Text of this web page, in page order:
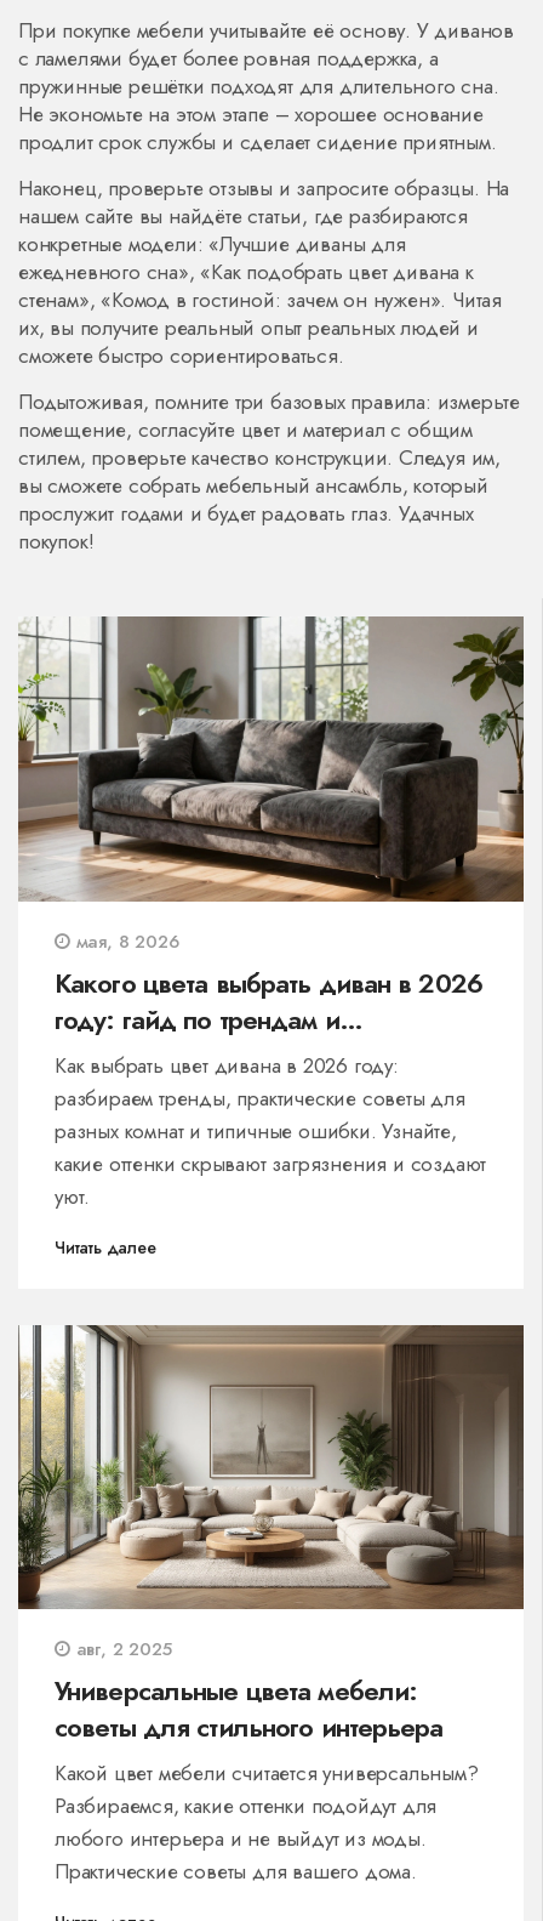
При покупке мебели учитывайте её основу. У диванов
с ламелями будет более ровная поддержка, а
пружинные решётки подходят для длительного сна.
Не экономьте на этом этапе – хорошее основание
продлит срок службы и сделает сидение приятным.
Наконец, проверьте отзывы и запросите образцы. На
нашем сайте вы найдёте статьи, где разбираются
конкретные модели: «Лучшие диваны для
ежедневного сна», «Как подобрать цвет дивана к
стенам», «Комод в гостиной: зачем он нужен». Читая
их, вы получите реальный опыт реальных людей и
сможете быстро сориентироваться.
Подытоживая, помните три базовых правила: измерьте
помещение, согласуйте цвет и материал с общим
стилем, проверьте качество конструкции. Следуя им,
вы сможете собрать мебельный ансамбль, который
прослужит годами и будет радовать глаз. Удачных
покупок!
мая, 8 2026
Какого цвета выбрать диван в 2026
году: гайд по трендам и
практичности
Как выбрать цвет дивана в 2026 году:
разбираем тренды, практические советы для
разных комнат и типичные ошибки. Узнайте,
какие оттенки скрывают загрязнения и создают
уют.
Читать далее
авг, 2 2025
Универсальные цвета мебели:
советы для стильного интерьера
Какой цвет мебели считается универсальным?
Разбираемся, какие оттенки подойдут для
любого интерьера и не выйдут из моды.
Практические советы для вашего дома.